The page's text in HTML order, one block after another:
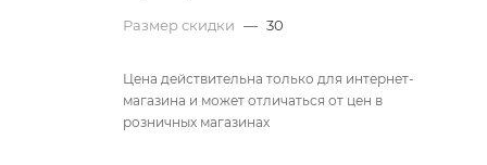
Размер скидки — 30
Цена действительна только для интернет-
магазина и может отличаться от цен в
розничных магазинах